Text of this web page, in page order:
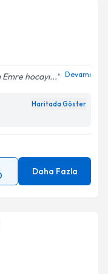
hocayı... Devamı
Haritada Göster
Daha Fazla